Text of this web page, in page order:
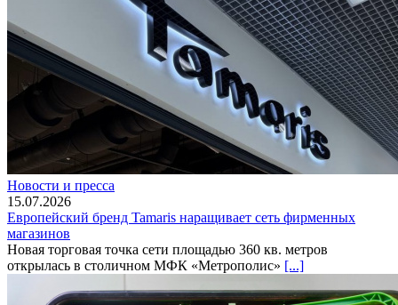
Новости и пресса
15.07.2026
Европейский бренд Tamaris наращивает сеть фирменных
магазинов
Новая торговая точка сети площадью 360 кв. метров
открылась в столичном МФК «Метрополис» [...]